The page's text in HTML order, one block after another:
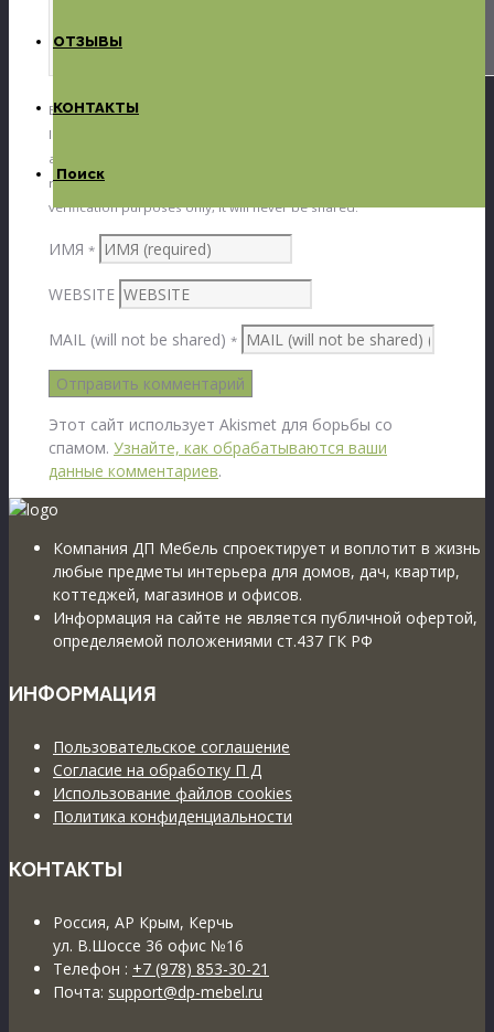
ОТЗЫВЫ
КОНТАКТЫ
Поиск
By submitting a comment you grant ДП Мебель a perpetual
license to reproduce your words and name/web site in
attribution. Inappropriate and irrelevant comments will be
removed at an admin’s discretion. Your email is used for
verification purposes only, it will never be shared.
ИМЯ *
WEBSITE
MAIL (will not be shared) *
Этот сайт использует Akismet для борьбы со
спамом. Узнайте, как обрабатываются ваши
данные комментариев.
Компания ДП Мебель спроектирует и воплотит в жизнь
любые предметы интерьера для домов, дач, квартир,
коттеджей, магазинов и офисов.
Информация на сайте не является публичной офертой,
определяемой положениями ст.437 ГК РФ
ИНФОРМАЦИЯ
Пользовательское соглашение
Согласие на обработку П Д
Использование файлов cookies
Политика конфиденциальности
КОНТАКТЫ
Россия, АР Крым, Керчь
ул. В.Шоссе 36 офис №16
Телефон : +7 (978) 853-30-21
Почта: support@dp-mebel.ru